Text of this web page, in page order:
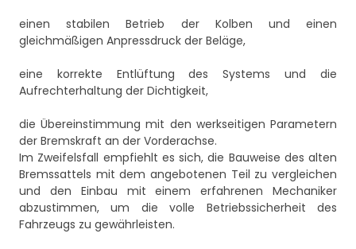
einen stabilen Betrieb der Kolben und einen
gleichmäßigen Anpressdruck der Beläge,
eine korrekte Entlüftung des Systems und die
Aufrechterhaltung der Dichtigkeit,
die Übereinstimmung mit den werkseitigen Parametern
der Bremskraft an der Vorderachse.
Im Zweifelsfall empfiehlt es sich, die Bauweise des alten
Bremssattels mit dem angebotenen Teil zu vergleichen
und den Einbau mit einem erfahrenen Mechaniker
abzustimmen, um die volle Betriebssicherheit des
Fahrzeugs zu gewährleisten.